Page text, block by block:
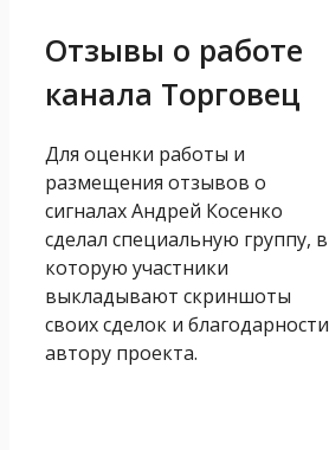
Отзывы о работе
канала Торговец
Для оценки работы и
размещения отзывов о
сигналах Андрей Косенко
сделал специальную группу, в
которую участники
выкладывают скриншоты
своих сделок и благодарности
автору проекта.